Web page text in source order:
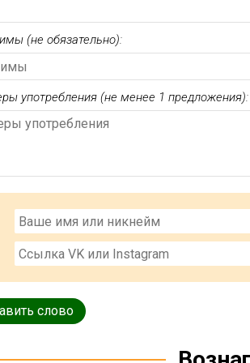
(не обязательно):
употребления (не менее 1 предложения):